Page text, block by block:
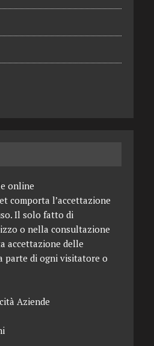
online
comporta l’accettazione
Il solo fatto di
o nella consultazione
accettazione delle
parte di ogni visitatore o
Aziende